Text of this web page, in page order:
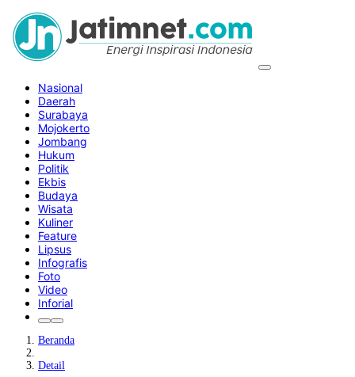
Nasional
Daerah
Surabaya
Mojokerto
Jombang
Hukum
Politik
Ekbis
Budaya
Wisata
Kuliner
Feature
Lipsus
Infografis
Foto
Video
Inforial
Beranda
Detail